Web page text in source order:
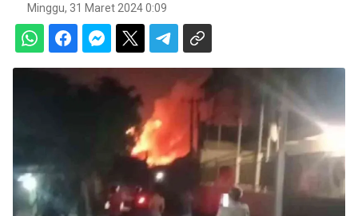
Minggu, 31 Maret 2024 0:09